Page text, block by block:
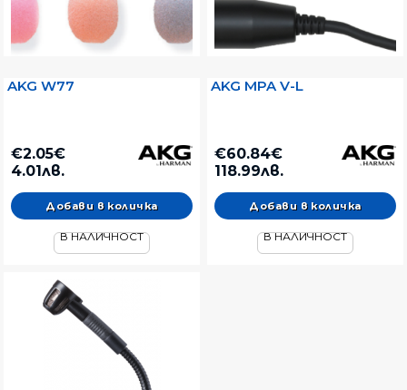
AKG W77
€2.05€
4.01лв.
В НАЛИЧНОСТ
AKG MPA V-L
€60.84€
118.99лв.
В НАЛИЧНОСТ